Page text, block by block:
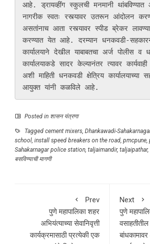
आहे. ड्रायव्हींग स्कुलची मनमानी
नागरीक स्वतः रस्त्यावर उतरून आंदोलन
असतांनाच आता रस्त्यावर स्पीड ब्रेकर
करण्यात येत आहे. दरम्यान धनकवडी-
कार्यालयाने देखील याबाबतचा अर्ज पोलीस व
कार्यालयाकडे सादर केल्यानंतर त्यावर
अशी माहिती धनकवडी क्षेत्रिय कार्यालयाच्या
आयुक्त यांनी कळविले आहे.
Posted in शासन यंत्रणा
Tagged cement mixers, Dhankawadi-
school, install speed breakers on the road, pmcpune,
Sahakarnagar police station, taljaimandir, taljaipathar,
बसविण्याची मागणी
Prev
पुणे महापालिका शहर
अभियंत्याच्या सेवानिवृत्ती
कार्यक्रमासाठी प्रत्येकी एक
Next
पुणे
बांधकामावर